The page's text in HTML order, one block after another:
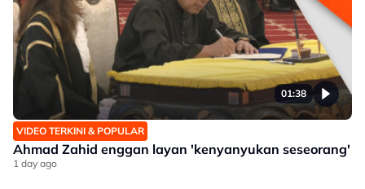
01:38
VIDEO TERKINI & POPULAR
Ahmad Zahid enggan layan 'kenyanyukan seseorang'
1 day ago